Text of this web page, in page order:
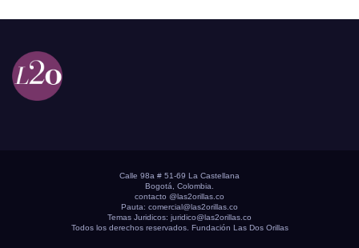
Calle 98a # 51-69 La Castellana
Bogotá, Colombia.
contacto @las2orillas.co
Pauta: comercial@las2orillas.co
Temas Juridicos: juridico@las2orillas.co
Todos los derechos reservados. Fundación Las Dos Orillas